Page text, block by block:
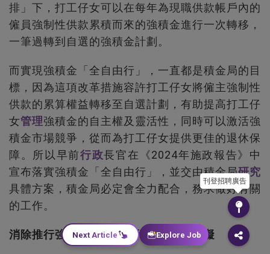
排」下，打工仔女可以在每年為現職供款帳戶內的
僱員強制性供款累積而來的強積金進行一次轉移，
一筆過轉到自選的強積金計劃。
而實現強積金「全自由行」，一直都是積金局的目
標，因為這項改革措施容許打工仔女將僱主強制性
供款的累算權益轉移至自選計劃，有助提高打工仔
女管理強積金的自主權及靈活性，同時可以激活強
積金市場競爭，從而為打工仔女提供更佳的退休保
障。所以早前行政長官在《2024年施政報告》中
宣布落實強積金「全自由行」，並交由積金局研究
具體方案，積金局必定會全力配合，務求做好有關
的工作。
消除推行強積金「全自由行」的主要障礙
刊登招聘廣告
Next Article Explore Job